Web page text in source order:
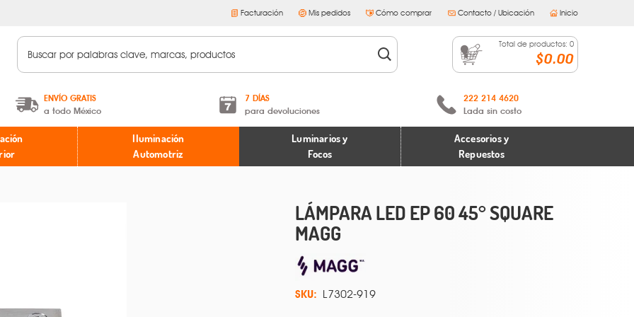
Facturación Mis pedidos Cómo comprar Contacto / Ubicación Inicio
Total de productos: 0
$0.00
ENVÍO GRATIS
a todo México
A partir de $599 MXN.
* Aplican restricciones
7 DÍAS
para devoluciones
Términos y condiciones
Políticas de devoluciones
222 214 4620
Lada sin costo
Iluminación
Automotriz
Luminarios y
Focos
Accesorios y
Repuestos
LÁMPARA LED EP 60 45° SQUARE
MAGG
SKU: L7302-919